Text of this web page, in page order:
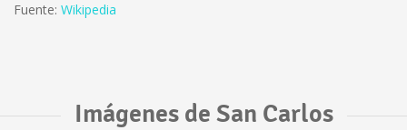
Fuente: Wikipedia
Imágenes de San Carlos